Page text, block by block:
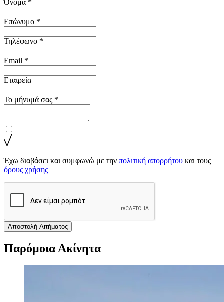
Επώνυμο *
Τηλέφωνο *
Email *
Εταιρεία
Το μήνυμά σας *
Έχω διαβάσει και συμφωνώ με την πολιτική απορρήτου και τους
όρους χρήσης
Αποστολή Αιτήματος
Παρόμοια Ακίνητα